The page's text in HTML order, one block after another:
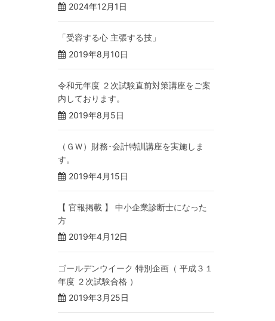
2024年12月1日
「受容する心 主張する技」
2019年8月10日
令和元年度 ２次試験直前対策講座をご案
内しております。
2019年8月5日
（ＧＷ）財務･会計特訓講座を実施しま
す。
2019年4月15日
【 官報掲載 】 中小企業診断士になった
方
2019年4月12日
ゴールデンウイーク 特別企画（ 平成３１
年度 ２次試験合格 ）
2019年3月25日